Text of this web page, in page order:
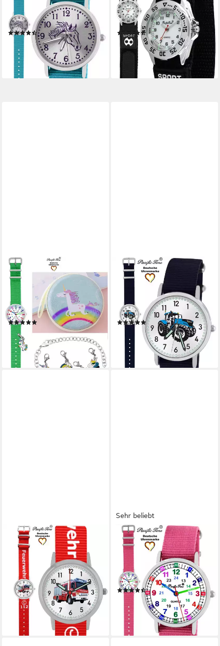
Wechselarmband, Mix und
Match Design - Gratis
Versand
(3)
29,99 €
lieferbar - in 2-3 Werktagen bei dir
Klettverschluß, Gratis
Versand
(6)
24,99 €
lieferbar - in 2-3 Werktagen bei dir
PACIFIC TIME
Quarzuhr Kinder Armbanduhr
Lernuhr Wechselarmband mit
Einhorn Charms, Mix und
Match Design - Gratis
Versand
39,99 €
lieferbar - in 2-3 Werktagen bei dir
PACIFIC TIME
Quarzuhr Kinder Armbanduhr
Traktor blau Wechselarmband,
Mix und Match Design - Gratis
Versand
(1)
29,99 €
lieferbar - in 2-3 Werktagen bei dir
+15
PACIFIC TIME
Quarzuhr Kinder Armbanduhr
Feuerwehr Wechselarmband,
Mix und Match Design - Gratis
Versand
29,99 €
lieferbar - in 2-3 Werktagen bei dir
Sehr beliebt
PACIFIC TIME
Quarzuhr Kinder Armbanduhr
Lernuhr Wechselarmband,
Mix und Match Design - Gratis
Versand
(20)
26,99 €
lieferbar - in 2-3 Werktagen bei dir
+6